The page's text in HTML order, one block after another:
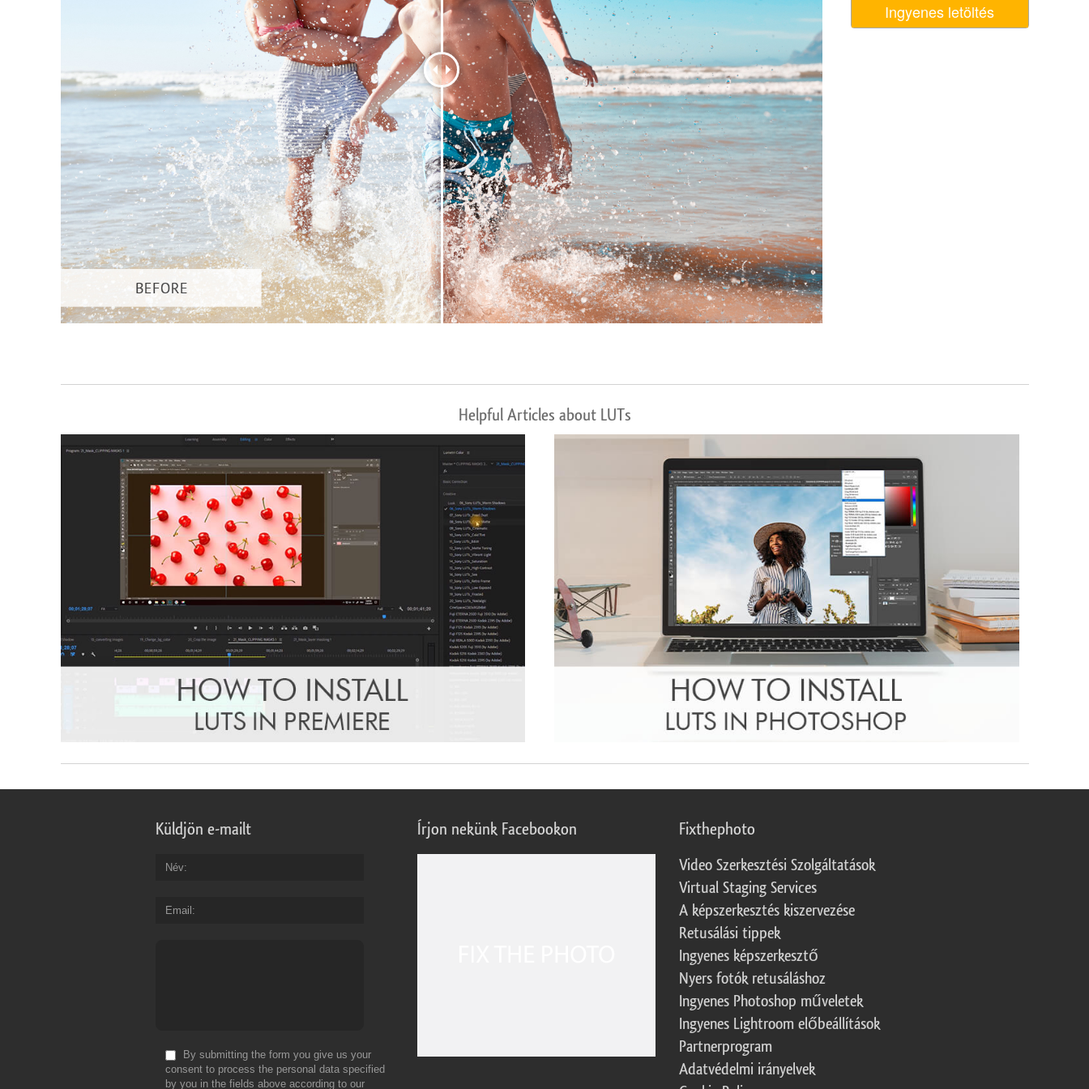
Dịch vụ chỉnh sửa sản phẩm Ékszer -retusálási szolgáltatások AI Képzési Adatok Video Editing ServicesIngyenes letöltés
Helpful Articles about LUTs
Küldjön e-mailt
Név
Email
By submitting the form you give us your
consent to process the personal data specified
by you in the fields above according to our
Írjon nekünk Facebookon Fixthephoto
Video Szerkesztési Szolgáltatások
Virtual Staging Services
A képszerkesztés kiszervezése
Retusálási tippek
Ingyenes képszerkesztő
Nyers fotók retusáláshoz
Ingyenes Photoshop műveletek
Ingyenes Lightroom előbeállítások
Partnerprogram
Adatvédelmi irányelvek